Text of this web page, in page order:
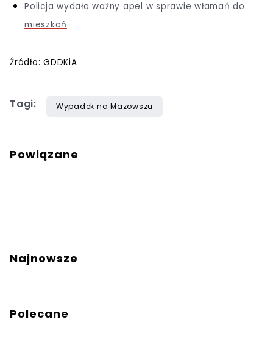
Policja wydała ważny apel w sprawie włamań do
mieszkań
Źródło: GDDKiA
Tagi: Wypadek na Mazowszu
Powiązane
Najnowsze
Polecane